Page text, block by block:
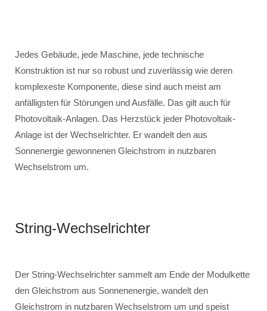
Jedes Gebäude, jede Maschine, jede technische
Konstruktion ist nur so robust und zuverlässig wie deren
komplexeste Komponente, diese sind auch meist am
anfälligsten für Störungen und Ausfälle. Das gilt auch für
Photovoltaik-Anlagen. Das Herzstück jeder Photovoltaik-
Anlage ist der Wechselrichter. Er wandelt den aus
Sonnenergie gewonnenen Gleichstrom in nutzbaren
Wechselstrom um.
String-Wechselrichter
Der String-Wechselrichter sammelt am Ende der Modulkette
den Gleichstrom aus Sonnenenergie, wandelt den
Gleichstrom in nutzbaren Wechselstrom um und speist